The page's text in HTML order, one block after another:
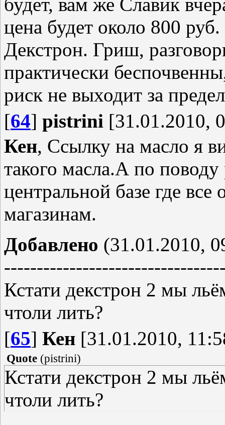
цена будет около 800
Декстрон. Гриш,
практически
риск не выходит за
[64] pistrini [31.01.2010,
Кен, Ссылку на масло я
такого масла.А по поводу
центральной базе где
магазинам.
Добавлено (31.01.2010,
Кстати декстрон 2 мы
чтоли лить?
[65] Кен [31.01.2010,
Quote (pistrini)
Кстати декстрон 2 мы
чтоли лить?